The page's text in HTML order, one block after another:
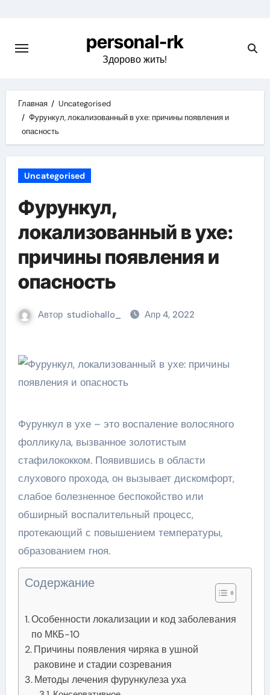
содержимому
personal-rk
Здорово жить!
Главная
Uncategorised
Фурункул, локализованный в ухе: причины появления и
опасность
Uncategorised
Фурункул,
локализованный в ухе:
причины появления и
опасность
Автор studiohallo_ Апр 4, 2022
Фурункул в ухе – это воспаление волосяного
фолликула, вызванное золотистым
стафилококком. Появившись в области
слухового прохода, он вызывает дискомфорт,
слабое болезненное беспокойство или
обширный воспалительный процесс,
протекающий с повышением температуры,
образованием гноя.
Содержание
Особенности локализации и код заболевания
по МКБ-10
Причины появления чиряка в ушной
раковине и стадии созревания
Методы лечения фурункулеза уха